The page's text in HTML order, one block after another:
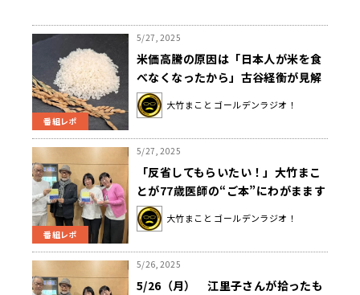
番組レポ
5/27, 2025
米価高騰の原因は「日本人が米を食
べなくなったから」古谷経衡が見解
を語る
大竹まこと ゴールデンラジオ！
番組レポ
5/27, 2025
「反省してもらいたい！」大竹まこ
とが77歳医師の“ご本”にわがまます
ぎるクレーム
大竹まこと ゴールデンラジオ！
5/26, 2025
5/26（月） 江里子さんが拾ったも